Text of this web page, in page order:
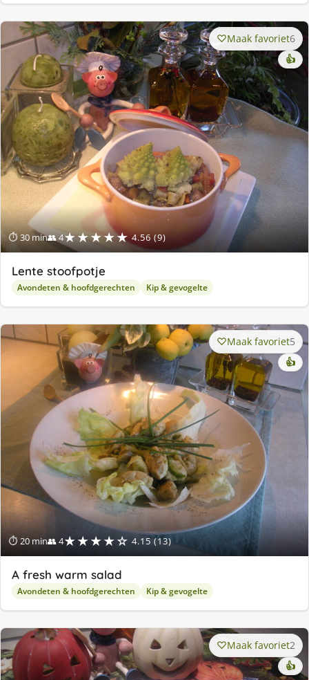
⏱ 30 min👥 4★★★★★ 4.56 (9)
Maak favoriet6
👍
Lente stoofpotje
Avondeten & hoofdgerechten Kip & gevogelte
⏱ 20 min👥 4★★★★☆ 4.15 (13)
Maak favoriet5
👍
A fresh warm salad
Avondeten & hoofdgerechten Kip & gevogelte
Maak favoriet2
👍